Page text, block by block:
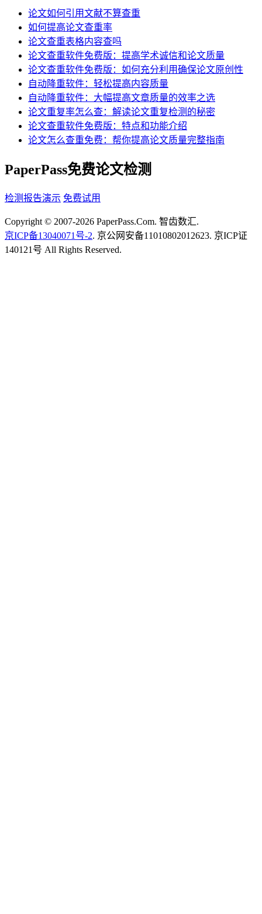
论文如何引用文献不算查重
如何提高论文查重率
论文查重表格内容查吗
论文查重软件免费版：提高学术诚信和论文质量
论文查重软件免费版：如何充分利用确保论文原创性
自动降重软件：轻松提高内容质量
自动降重软件：大幅提高文章质量的效率之选
论文重复率怎么查：解读论文重复检测的秘密
论文查重软件免费版：特点和功能介绍
论文怎么查重免费：帮你提高论文质量完整指南
PaperPass免费论文检测
检测报告演示 免费试用
Copyright © 2007-2026 PaperPass.Com. 智齿数汇.
京ICP备13040071号-2. 京公网安备11010802012623. 京ICP证
140121号 All Rights Reserved.